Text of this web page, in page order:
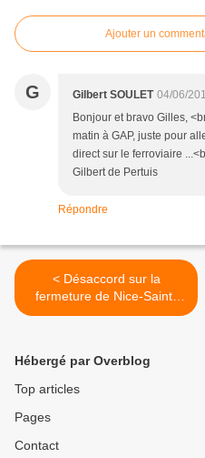
Ajouter un
G Gilbert SOULET 04/06/
Bonjour et bravo Gilles,
matin à GAP, juste pour
direct sur le ferroviaire
Gilbert de Pertuis
Répondre
< Désaccord sur la
fermeture de Nice-Saint-
Roch
Hébergé par Overblog
Top articles
Pages
Contact